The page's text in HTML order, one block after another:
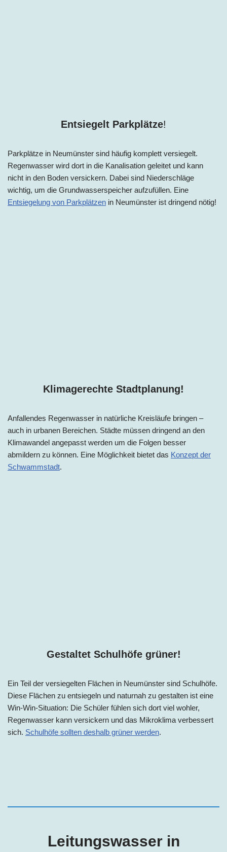
Entsiegelt Parkplätze!
Parkplätze in Neumünster sind häufig komplett versiegelt.
Regenwasser wird dort in die Kanalisation geleitet und kann
nicht in den Boden versickern. Dabei sind Niederschläge
wichtig, um die Grundwasserspeicher aufzufüllen. Eine
Entsiegelung von Parkplätzen in Neumünster ist dringend nötig!
Klimagerechte Stadtplanung!
Anfallendes Regenwasser in natürliche Kreisläufe bringen –
auch in urbanen Bereichen. Städte müssen dringend an den
Klimawandel angepasst werden um die Folgen besser
abmildern zu können. Eine Möglichkeit bietet das Konzept der
Schwammstadt.
Gestaltet Schulhöfe grüner!
Ein Teil der versiegelten Flächen in Neumünster sind Schulhöfe.
Diese Flächen zu entsiegeln und naturnah zu gestalten ist eine
Win-Win-Situation: Die Schüler fühlen sich dort viel wohler,
Regenwasser kann versickern und das Mikroklima verbessert
sich. Schulhöfe sollten deshalb grüner werden.
Leitungswasser in